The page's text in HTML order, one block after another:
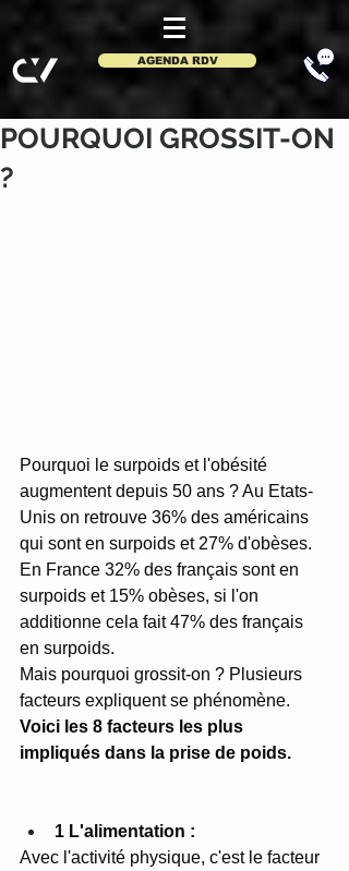
AGENDA RDV
POURQUOI GROSSIT-ON
?
Pourquoi le surpoids et l'obésité
augmentent depuis 50 ans ? Au Etats-
Unis on retrouve 36% des américains
qui sont en surpoids et 27% d'obèses.
En France 32% des français sont en
surpoids et 15% obèses, si l'on
additionne cela fait 47% des français
en surpoids.
Mais pourquoi grossit-on ? Plusieurs
facteurs expliquent se phénomène.
Voici les 8 facteurs les plus
impliqués dans la prise de poids.
1 L'alimentation :
Avec l'activité physique, c'est le facteur